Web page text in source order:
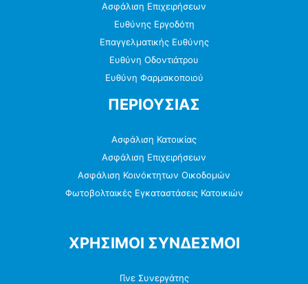
Ασφάλιση Επιχειρήσεων
Ευθύνης Εργοδότη
Επαγγελματικής Ευθύνης
Ευθύνη Οδοντιάτρου
Ευθύνη Φαρμακοποιού
ΠΕΡΙΟΥΣΙΑΣ
Ασφάλιση Κατοικίας
Ασφάλιση Επιχειρήσεων
Ασφάλιση Κοινόκτητων Οικοδομών
Φωτοβολταικές Εγκαταστάσεις Κατοικιών
ΧΡΗΣΙΜΟΙ ΣΥΝΔΕΣΜΟΙ
Γίνε Συνεργάτης